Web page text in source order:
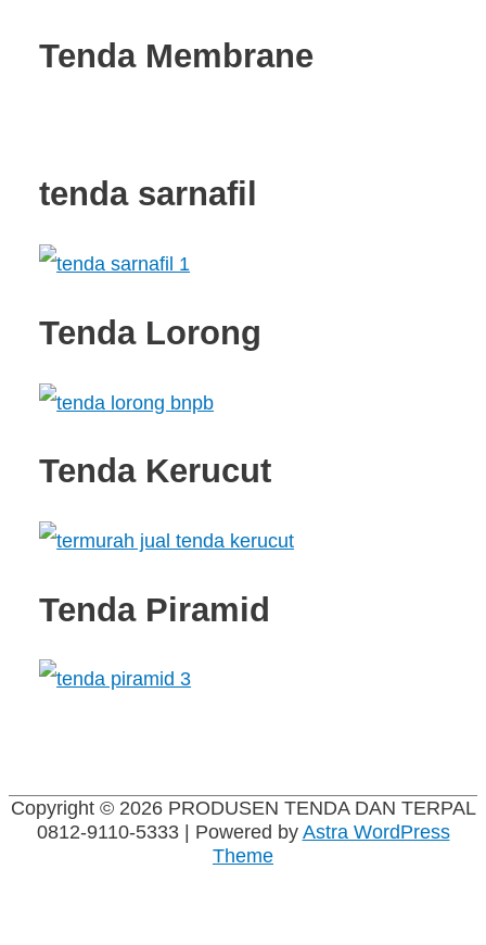
Tenda Membrane
tenda sarnafil
Tenda Lorong
Tenda Kerucut
Tenda Piramid
Copyright © 2026 PRODUSEN TENDA DAN TERPAL
0812-9110-5333| Powered byAstra WordPress
Theme